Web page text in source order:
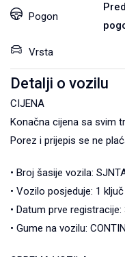
Pogon
Vrsta
Detalji o vozilu
CIJENA
Konačna cijena sa svim
Porez i prijepis se ne
• Broj šasije vozila:
• Vozilo posjeduje: 1 ključ
• Datum prve registracije:
• Gume na vozilu: